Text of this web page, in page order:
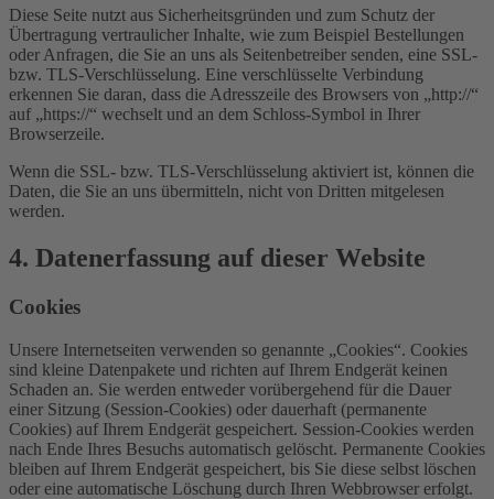
Diese Seite nutzt aus Sicherheitsgründen und zum Schutz der
Übertragung vertraulicher Inhalte, wie zum Beispiel Bestellungen
oder Anfragen, die Sie an uns als Seitenbetreiber senden, eine SSL-
bzw. TLS-Verschlüsselung. Eine verschlüsselte Verbindung
erkennen Sie daran, dass die Adresszeile des Browsers von „http://“
auf „https://“ wechselt und an dem Schloss-Symbol in Ihrer
Browserzeile.
Wenn die SSL- bzw. TLS-Verschlüsselung aktiviert ist, können die
Daten, die Sie an uns übermitteln, nicht von Dritten mitgelesen
werden.
4. Datenerfassung auf dieser Website
Cookies
Unsere Internetseiten verwenden so genannte „Cookies“. Cookies
sind kleine Datenpakete und richten auf Ihrem Endgerät keinen
Schaden an. Sie werden entweder vorübergehend für die Dauer
einer Sitzung (Session-Cookies) oder dauerhaft (permanente
Cookies) auf Ihrem Endgerät gespeichert. Session-Cookies werden
nach Ende Ihres Besuchs automatisch gelöscht. Permanente Cookies
bleiben auf Ihrem Endgerät gespeichert, bis Sie diese selbst löschen
oder eine automatische Löschung durch Ihren Webbrowser erfolgt.